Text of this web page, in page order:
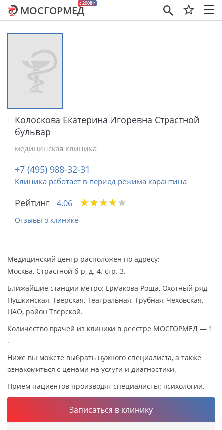
×
c 2008 г
МОСГОРМЕД
Колоскова Екатерина Игоревна Страстной
бульвар
медицинская клиника
+7 (495) 988-32-31
Клиника работает в период режима карантина
Рейтинг 4.06 ★★★★★
★★★★★
Отзывы о клинике
Медицинский центр расположен по адресу:
Москва, Страстной б-р, д. 4. стр. 3.
Ближайшие станции метро: Ермакова Роща, Охотный ряд,
Пушкинская, Тверская, Театральная, Трубная, Чеховская,
ЦАО, район Тверской.
Количество врачей из клиники в реестре МОСГОРМЕД — 1
.
Ниже вы можете выбрать нужного специалиста, а также
ознакомиться с ценами на услуги и диагностики.
Приём пациентов производят специалисты: психологии.
Записаться в клинику